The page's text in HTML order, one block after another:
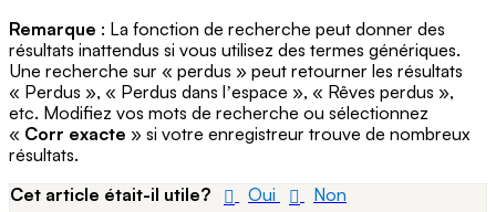
Remarque : La fonction de recherche peut donner des
résultats inattendus si vous utilisez des termes génériques.
Une recherche sur « perdus » peut retourner les résultats
« Perdus », « Perdus dans lʼespace », « Rêves perdus »,
etc. Modifiez vos mots de recherche ou sélectionnez
« Corr exacte » si votre enregistreur trouve de nombreux
résultats.
Cet article était-il utile?
Oui
Non